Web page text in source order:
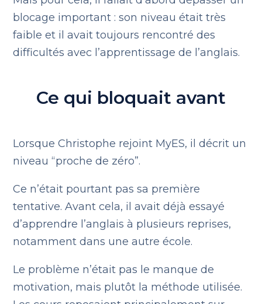
blocage important : son niveau était très
faible et il avait toujours rencontré des
difficultés avec l’apprentissage de l’anglais.
Ce qui bloquait avant
Lorsque Christophe rejoint MyES, il décrit un
niveau “proche de zéro”.
Ce n’était pourtant pas sa première
tentative. Avant cela, il avait déjà essayé
d’apprendre l’anglais à plusieurs reprises,
notamment dans une autre école.
Le problème n’était pas le manque de
motivation, mais plutôt la méthode utilisée.